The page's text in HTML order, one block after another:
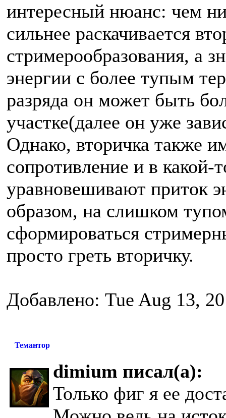
интересный нюанс: чем
сильнее раскачивается
стримерообразования, а
энергии с более тупым
разряда он может быть
участке(далее он уже
Однако, вторичка также
сопротивление и в
уравновешивают приток
образом, на слишком
сформироваться
просто греть вторичку.
Добавлено: Tue Aug 13,
Темантор
dimium писал(а):
Только фиг я ее